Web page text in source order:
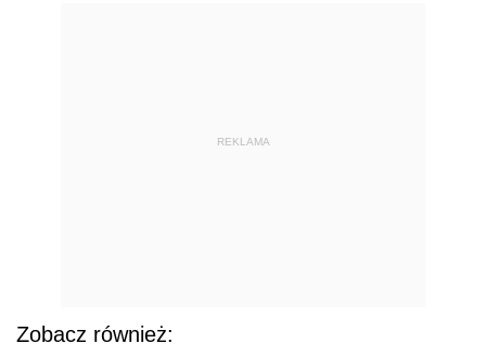
REKLAMA
Zobacz również: